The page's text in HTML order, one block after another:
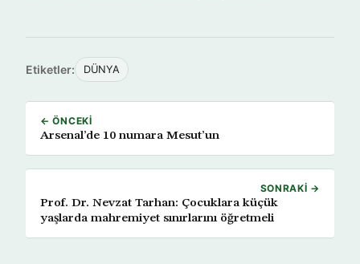
Etiketler: DÜNYA
← ÖNCEKI
Arsenal’de 10 numara Mesut’un
SONRAKI →
Prof. Dr. Nevzat Tarhan: Çocuklara küçük
yaşlarda mahremiyet sınırlarını öğretmeli